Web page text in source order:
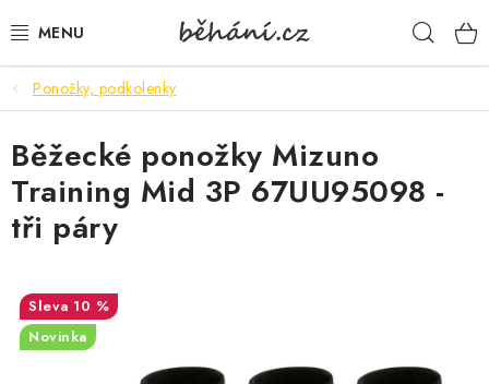
na
BOTY PÁNSKÉ
BOTY DÁMSKÉ
PÁNSKÉ OBLEČENÍ
DOPLŇKY
DÁRKOVÉ POUKAZY
Ponožky, podkolenky
Běžecké ponožky Mizuno
Training Mid 3P 67UU95098 -
tři páry
10 %
Novinka